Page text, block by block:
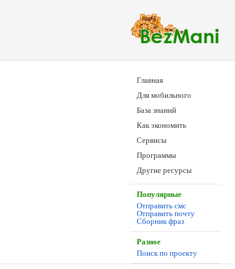
Главная
Для мобильного
База знаний
Как экономить
Сервисы
Программы
Другие ресурсы
Популярные
Отправить смс
Отправить почту
Сборник фраз
Разное
Поиск по проекту